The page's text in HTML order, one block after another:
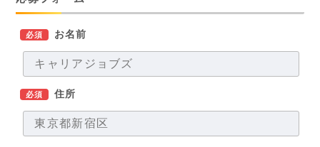
必須 お名前
必須 住所